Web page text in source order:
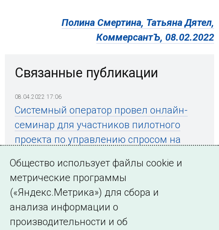
Полина Смертина, Татьяна Дятел,
КоммерсантЪ, 08.02.2022
Связанные публикации
08.04.2022 17:06
Системный оператор провел онлайн-
семинар для участников пилотного
проекта по управлению спросом на
← Все публикации
Общество использует файлы cookie и
метрические программы
(«Яндекс.Метрика») для сбора и
анализа информации о
производительности и об